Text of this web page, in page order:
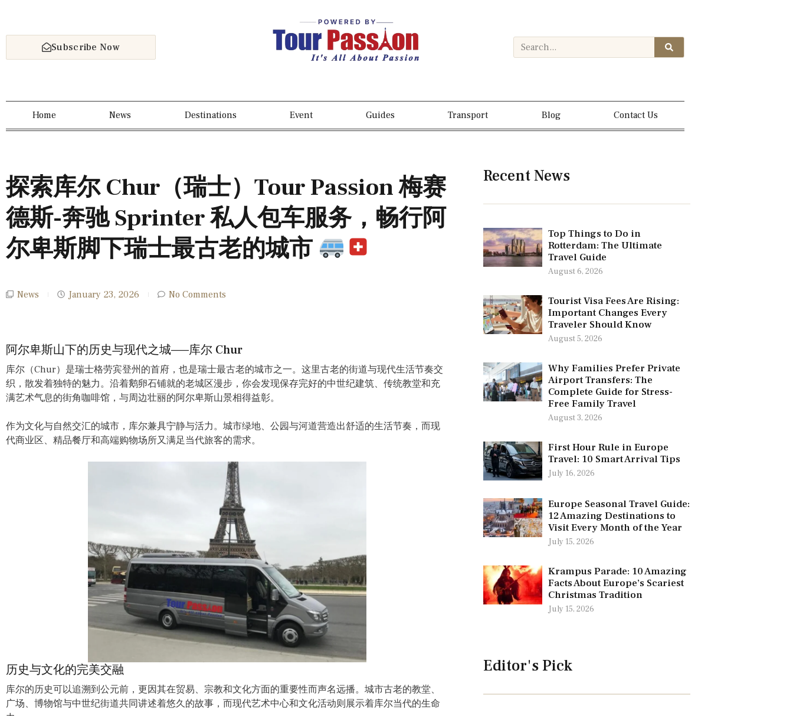
Subscribe Now
Home News Destinations Event Guides Transport Blog Contact Us
探索库尔 Chur（瑞士）Tour Passion 梅赛
德斯-奔驰 Sprinter 私人包车服务，畅行阿
尔卑斯脚下瑞士最古老的城市
News January 23, 2026 No Comments
阿尔卑斯山下的历史与现代之城——库尔 Chur
库尔（Chur）是瑞士格劳宾登州的首府，也是瑞士最古老的城市之一。这里古老的街道与现代生活节奏交
织，散发着独特的魅力。沿着鹅卵石铺就的老城区漫步，你会发现保存完好的中世纪建筑、传统教堂和充
满艺术气息的街角咖啡馆，与周边壮丽的阿尔卑斯山景相得益彰。
作为文化与自然交汇的城市，库尔兼具宁静与活力。城市绿地、公园与河道营造出舒适的生活节奏，而现
代商业区、精品餐厅和高端购物场所又满足当代旅客的需求。
历史与文化的完美交融
库尔的历史可以追溯到公元前，更因其在贸易、宗教和文化方面的重要性而声名远播。城市古老的教堂、
广场、博物馆与中世纪街道共同讲述着悠久的故事，而现代艺术中心和文化活动则展示着库尔当代的生命
Recent News
Top Things to Do in
Rotterdam: The Ultimate
Travel Guide
August 6, 2026
Tourist Visa Fees Are Rising:
Important Changes Every
Traveler Should Know
August 5, 2026
Why Families Prefer Private
Airport Transfers: The
Complete Guide for Stress-
Free Family Travel
August 3, 2026
First Hour Rule in Europe
Travel: 10 Smart Arrival Tips
July 16, 2026
Europe Seasonal Travel Guide:
12 Amazing Destinations to
Visit Every Month of the Year
July 15, 2026
Krampus Parade: 10 Amazing
Facts About Europe’s Scariest
Christmas Tradition
July 15, 2026
Editor's Pick